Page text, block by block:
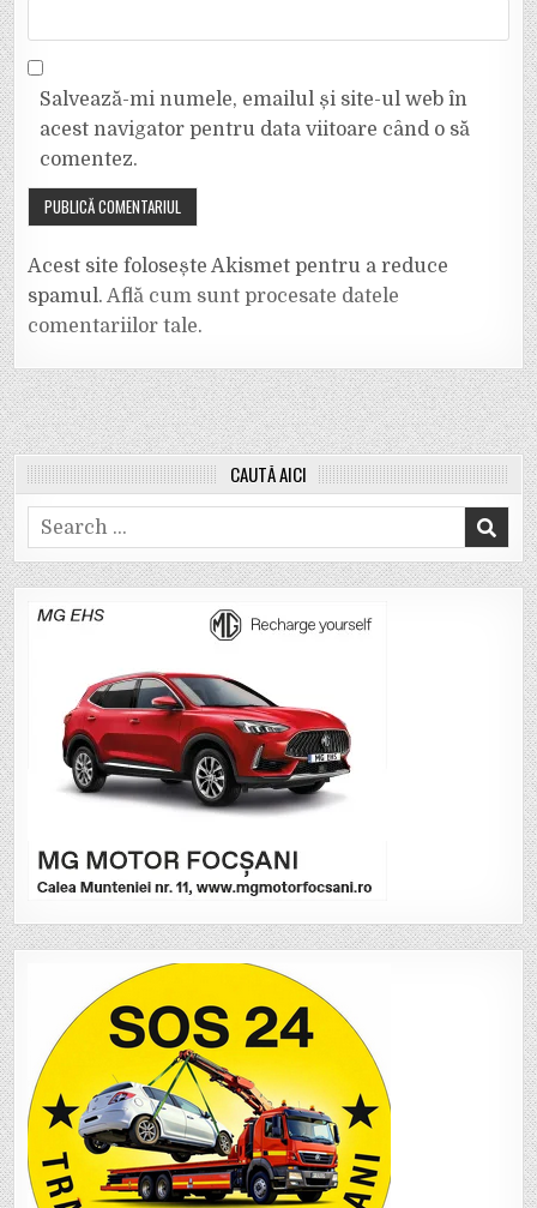
Salvează-mi numele, emailul și site-ul web în
acest navigator pentru data viitoare când o să
comentez.
Acest site folosește Akismet pentru a reduce
spamul.Află cum sunt procesate datele
comentariilor tale.
CAUTĂ AICI
Search
for: